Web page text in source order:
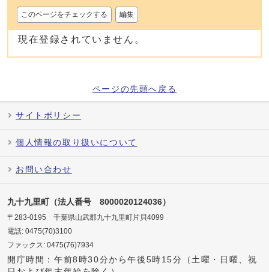
このページをチェックする 編集
現在登録されていません。
ページの先頭へ戻る
サイトポリシー
個人情報の取り扱いについて
お問い合わせ
九十九里町（法人番号 8000020124036）
〒283-0195 千葉県山武郡九十九里町片貝4099
電話: 0475(70)3100
ファックス: 0475(76)7934
開庁時間：午前8時30分から午後5時15分（土曜・日曜、祝